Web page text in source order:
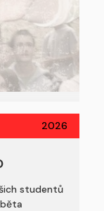
2026
studentů